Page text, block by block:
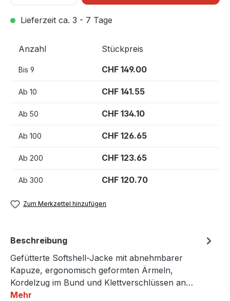
Lieferzeit ca. 3 - 7 Tage
Anzahl Stückpreis
Bis 9 CHF 149.00
Ab 10 CHF 141.55
Ab 50 CHF 134.10
Ab 100 CHF 126.65
Ab 200 CHF 123.65
Ab 300 CHF 120.70
Zum Merkzettel hinzufügen
Beschreibung
Gefütterte Softshell-Jacke mit abnehmbarer
Kapuze, ergonomisch geformten Ärmeln,
Kordelzug im Bund und Klettverschlüssen an…
Mehr